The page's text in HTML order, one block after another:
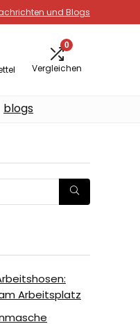
und Blogs
0
Vergleichen
blogs
Arbeitsplatz